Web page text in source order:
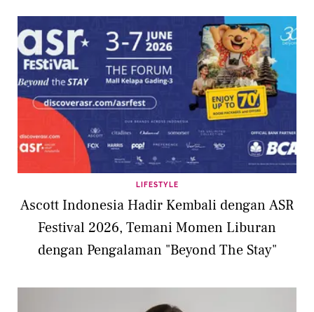
LIFESTYLE
Ascott Indonesia Hadir Kembali dengan ASR
Festival 2026, Temani Momen Liburan
dengan Pengalaman "Beyond The Stay"